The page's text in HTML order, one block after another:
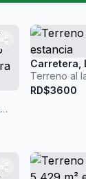
Carretera,
Terreno al
RD$3600